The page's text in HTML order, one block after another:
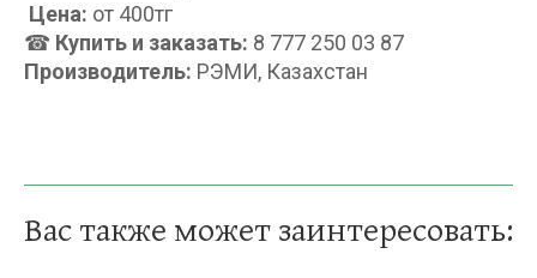
Цена: от 400тг
☎ Купить и заказать: 8 777 250 03 87
Производитель: РЭМИ, Казахстан
Вас также может заинтересовать: